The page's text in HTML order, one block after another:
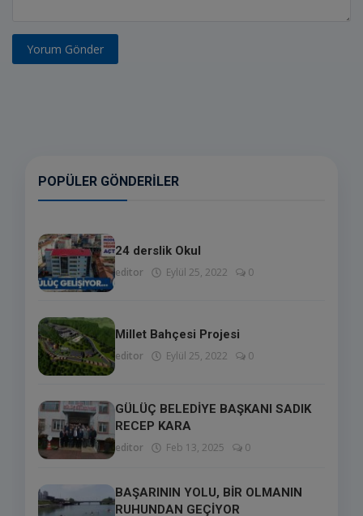
Yorum Gönder
POPÜLER GÖNDERILER
24 derslik Okul
editor Eylül 25, 2022 0
Millet Bahçesi Projesi
editor Eylül 25, 2022 0
GÜLÜÇ BELEDİYE BAŞKANI SADIK
RECEP KARA
editor Feb 13, 2025 0
BAŞARININ YOLU, BİR OLMANIN
RUHUNDAN GEÇİYOR